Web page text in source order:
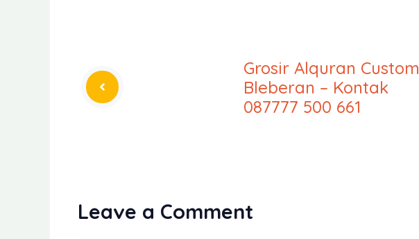
Grosir Alquran Custom
Bleberan – Kontak
087777 500 661
Leave a Comment